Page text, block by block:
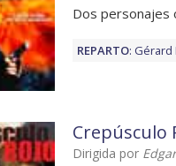
Dos personajes
REPARTO: Gérard
Crepúsculo
Dirigida por